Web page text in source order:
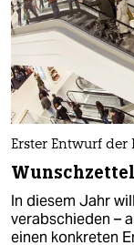
Erster Entwurf
In diesem Jahr
verabschieden –
einen konkreten